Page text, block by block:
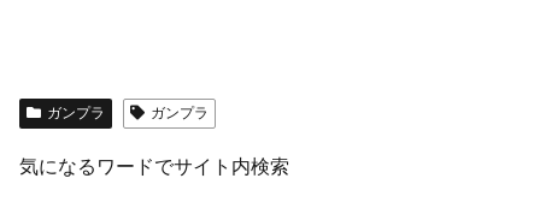
ガンプラ ガンプラ
気になるワードでサイト内検索